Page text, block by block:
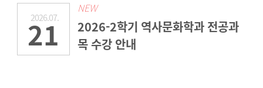
2026.07.
21
NEW
2026-2학기 역사문화학과 전공과
목 수강 안내